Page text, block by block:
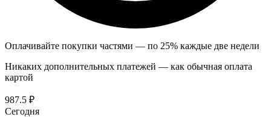
Оплачивайте покупки частями — по 25% каждые две недели
Никаких дополнительных платежей — как обычная оплата
картой
987.5 ₽
Сегодня